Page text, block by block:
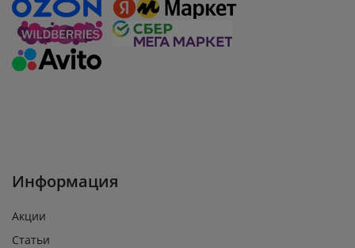
Информация
Акции
Статьи